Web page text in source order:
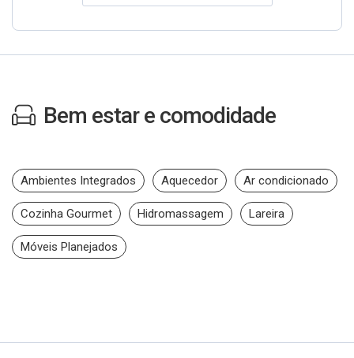
Bem estar e comodidade
Ambientes Integrados Aquecedor Ar condicionado
Cozinha Gourmet Hidromassagem Lareira
Móveis Planejados